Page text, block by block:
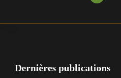
Dernières publications